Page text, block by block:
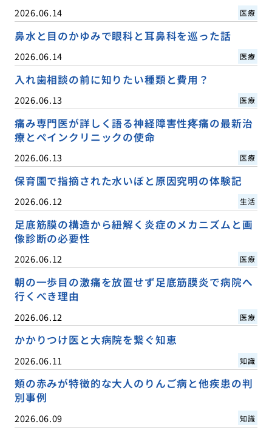
2026.06.14 医療
鼻水と目のかゆみで眼科と耳鼻科を巡った話
2026.06.14 医療
入れ歯相談の前に知りたい種類と費用？
2026.06.13 医療
痛み専門医が詳しく語る神経障害性疼痛の最新治
療とペインクリニックの使命
2026.06.13 医療
保育園で指摘された水いぼと原因究明の体験記
2026.06.12 生活
足底筋膜の構造から紐解く炎症のメカニズムと画
像診断の必要性
2026.06.12 医療
朝の一歩目の激痛を放置せず足底筋膜炎で病院へ
行くべき理由
2026.06.12 医療
かかりつけ医と大病院を繋ぐ知恵
2026.06.11 知識
頬の赤みが特徴的な大人のりんご病と他疾患の判
別事例
2026.06.09 知識